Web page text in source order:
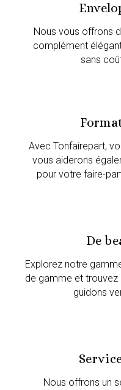
Nous vous offrons
complément
sans
Avec Tonfairepart,
vous aiderons
pour votre faire-
De
Explorez notre
de gamme et trouvez
guidons
Nous offrons un